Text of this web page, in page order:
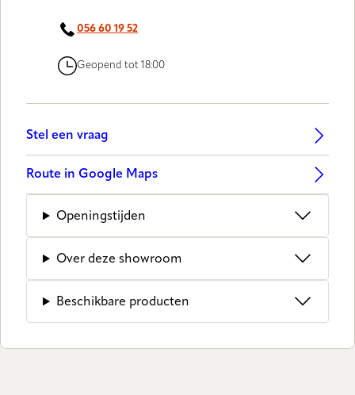
056 60 19 52
Geopend tot 18:00
Stel een vraag
Route in Google Maps
Openingstijden
Over deze showroom
Beschikbare producten